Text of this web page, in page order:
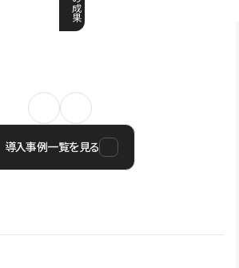
成
果
導入事例一覧を見る